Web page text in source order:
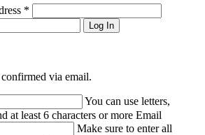
*
Log In
via email.
You can use letters,
at least 6 characters or more Email
Make sure to enter all